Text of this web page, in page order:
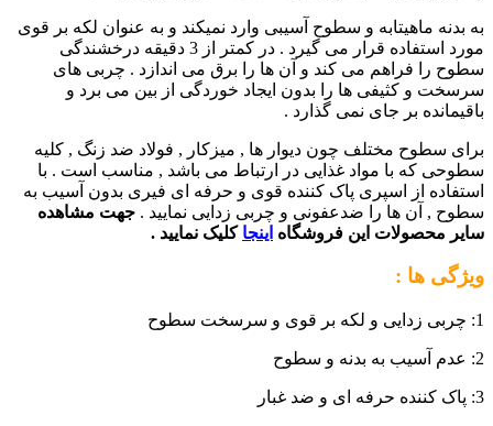
به بدنه ماهیتابه و سطوح آسیبی وارد نمیکند و به عنوان لکه بر قوی
مورد استفاده قرار می گیرد . در کمتر از 3 دقیقه درخشندگی
سطوح را فراهم می کند و آن ها را برق می اندازد . چربی های
سرسخت و کثیفی ها را بدون ایجاد خوردگی از بین می برد و
باقیمانده بر جای نمی گذارد .
برای سطوح مختلف چون دیوار ها , میزکار , فولاد ضد زنگ , کلیه
سطوحی که با مواد غذایی در ارتباط می باشد , مناسب است . با
استفاده از اسپری پاک کننده قوی و حرفه ای فیری بدون آسیب به
سطوح , آن ها را ضدعفونی و چربی زدایی نمایید . جهت مشاهده
سایر محصولات این فروشگاه اینجا کلیک نمایید .
ویژگی ها :
1: چربی زدایی و لکه بر قوی و سرسخت سطوح
2: عدم آسیب به بدنه و سطوح
3: پاک کننده حرفه ای و ضد غبار